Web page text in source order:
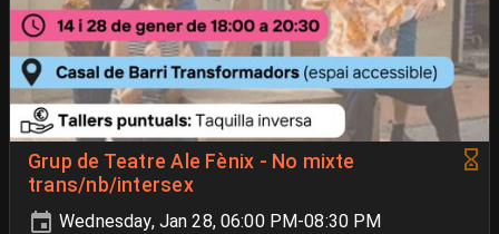
Grup de Teatre Ale Fènix - No mixte
trans/nb/intersex
Wednesday, Jan 28, 06:00 PM-08:30 PM